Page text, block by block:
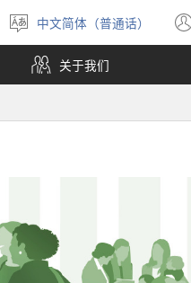
选
择
语
言
中文简体（普通话）
关于我们